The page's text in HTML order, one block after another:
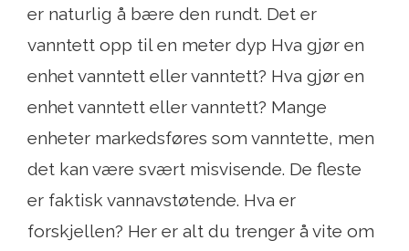
er naturlig å bære den rundt. Det er
vanntett opp til en meter dyp Hva gjør en
enhet vanntett eller vanntett? Hva gjør en
enhet vanntett eller vanntett? Mange
enheter markedsføres som vanntette, men
det kan være svært misvisende. De fleste
er faktisk vannavstøtende. Hva er
forskjellen? Her er alt du trenger å vite om